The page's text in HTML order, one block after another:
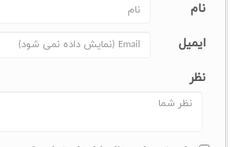
نام
ایمیل
نظر